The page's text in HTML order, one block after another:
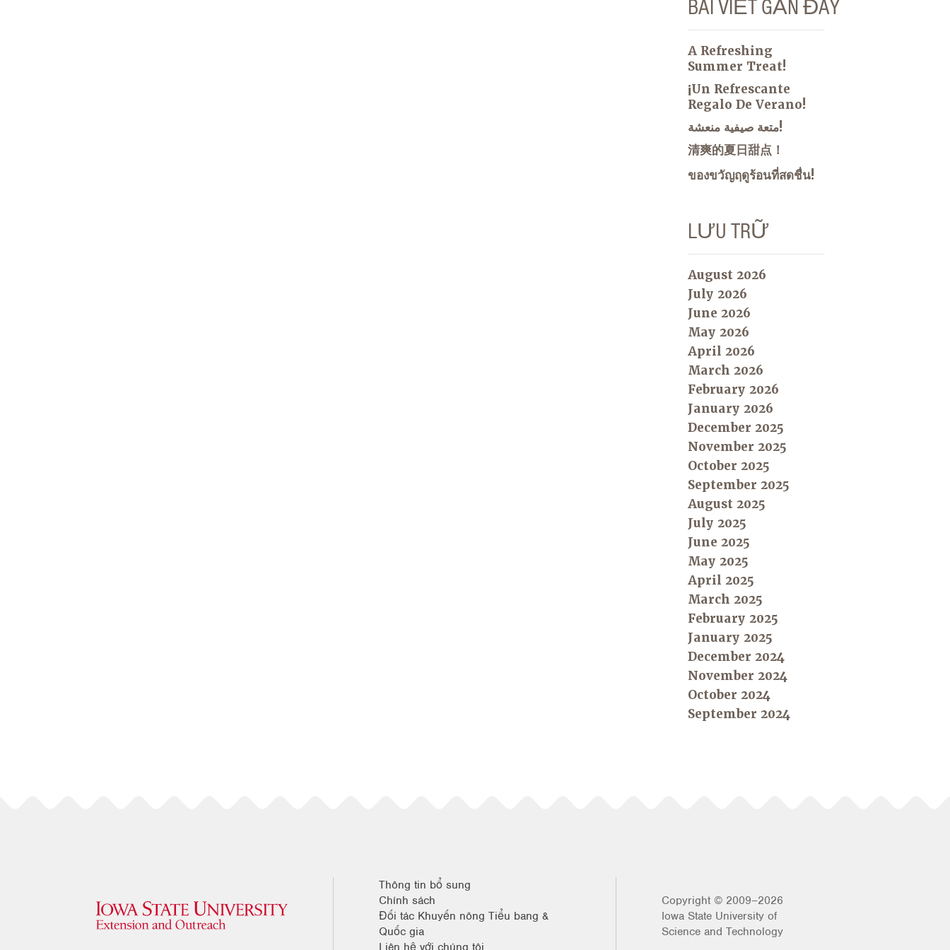
BÀI VIẾT GẦN ĐÂY
A Refreshing
Summer Treat!
¡Un Refrescante
Regalo De Verano!
متعة صيفية منعشة!
清爽的夏日甜点！
ของขวัญฤดูร้อนที่สดชื่น!
LƯU TRỮ
August 2026
July 2026
June 2026
May 2026
April 2026
March 2026
February 2026
January 2026
December 2025
November 2025
October 2025
September 2025
August 2025
July 2025
June 2025
May 2025
April 2025
March 2025
February 2025
January 2025
December 2024
November 2024
October 2024
September 2024
Thông tin bổ sung
Chính sách
Đối tác Khuyến nông Tiểu bang &
Quốc gia
Liên hệ với chúng tôi
Copyright © 2009–2026
Iowa State University of
Science and Technology